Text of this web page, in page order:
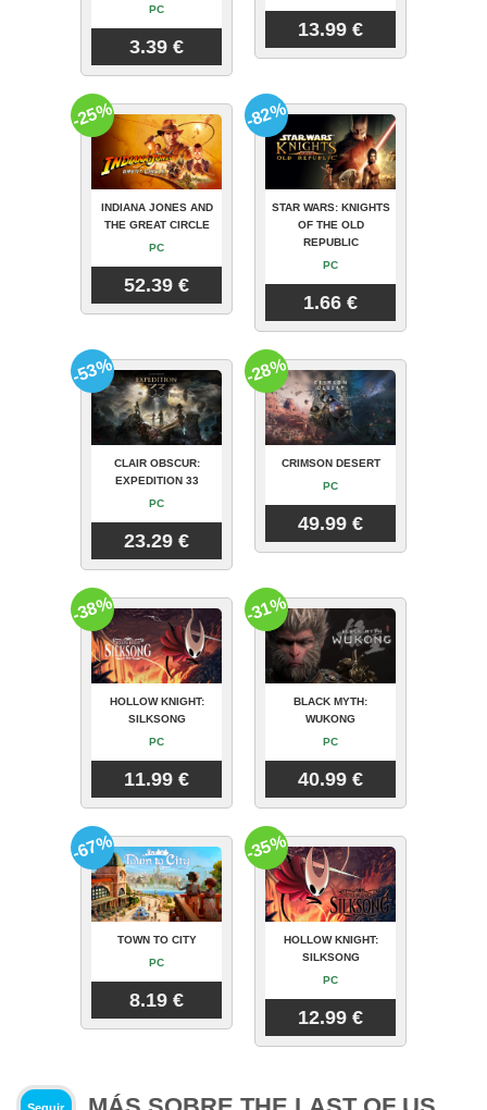
PC
3.39 €
13.99 €
INDIANA JONES AND
THE GREAT CIRCLE
PC
52.39 €
-25%
STAR WARS: KNIGHTS
OF THE OLD
REPUBLIC
PC
1.66 €
-82%
CLAIR OBSCUR:
EXPEDITION 33
PC
23.29 €
-53%
CRIMSON DESERT
PC
49.99 €
-28%
HOLLOW KNIGHT:
SILKSONG
PC
11.99 €
-38%
BLACK MYTH:
WUKONG
PC
40.99 €
-31%
TOWN TO CITY
PC
8.19 €
-67%
HOLLOW KNIGHT:
SILKSONG
PC
12.99 €
-35%